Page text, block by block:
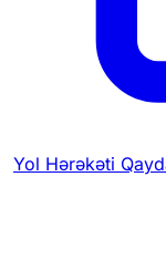
Yol Hərəkəti